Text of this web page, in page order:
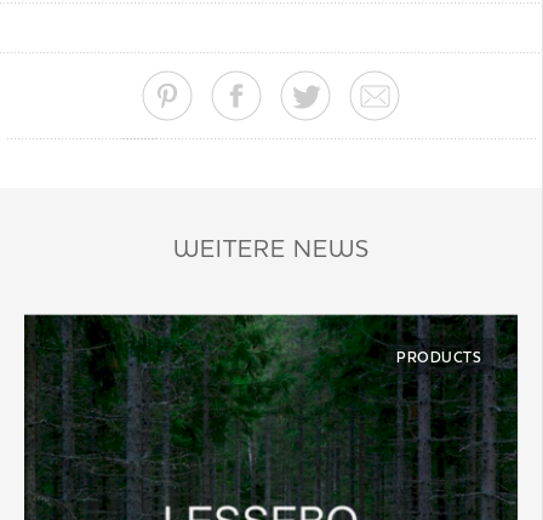
WEITERE NEWS
PRODUCTS